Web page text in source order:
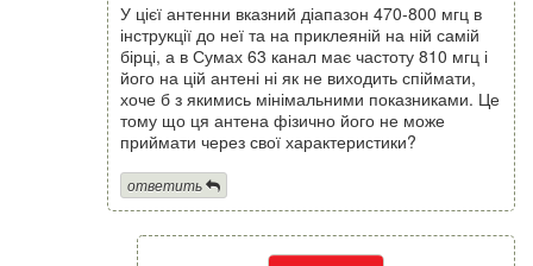
У цієї антенни вказний діапазон 470-800 мгц в
інструкції до неї та на приклеяній на ній самій
бірці, а в Сумах 63 канал має частоту 810 мгц і
його на цій антені ні як не виходить спіймати,
хоче б з якимись мінімальними показниками. Це
тому що ця антена фізично його не може
приймати через свої характеристики?
ответить